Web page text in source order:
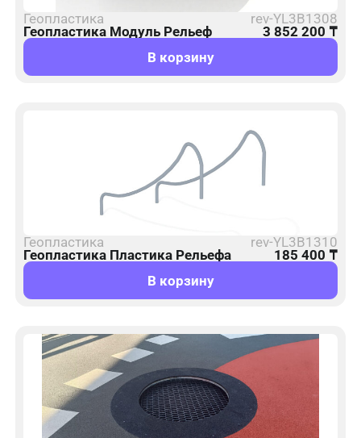
Геопластика
rev-YL3B1308
Геопластика Модуль Рельеф
3 852 200 ₸
В корзину
Геопластика
rev-YL3B1310
Геопластика Пластика Рельефа
185 400 ₸
В корзину